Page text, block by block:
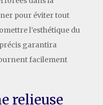
pour éviter tout
l’esthétique du
garantira
facilement
relieuse